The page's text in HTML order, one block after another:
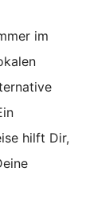
im
hilft Dir,